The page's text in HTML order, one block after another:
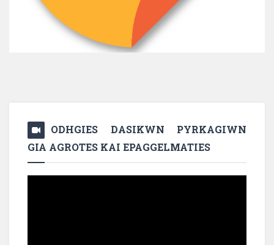
ODHGIES DASIKWN PYRKAGIWN
GIA AGROTES KAI EPAGGELMATIES